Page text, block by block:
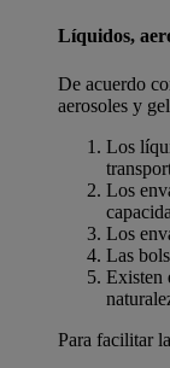
Líquidos,
De acuerdo
aerosoles y
Los
Los
Los
Las
Existen
Para facilitar